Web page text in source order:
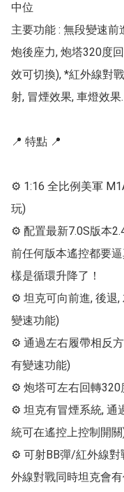
中位
主要功能 : 無段變速前
炮後座力, 炮塔320度
效可切換), *紅外線對
射, 冒煙效果, 車燈效果.
📍 特點 📍
⚙ 1:16 全比例美軍
玩)
⚙ 配置最新7.0S版本
前任何版本遙控都要
樣是循環升降了！
⚙ 坦克可向前進, 後退
變速功能)
⚙ 通過左右履帶相反
有變速功能)
⚙ 炮塔可左右回轉320
⚙ 坦克有冒煙系統, 通
統可在遙控上控制開
⚙ 可射BB彈/紅外線對
外線對戰同時坦克會